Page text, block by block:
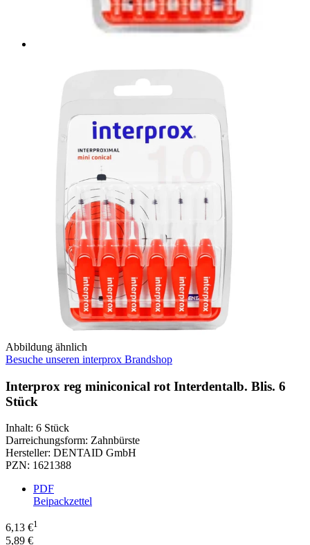
Abbildung ähnlich
Besuche unseren interprox Brandshop
Interprox reg miniconical rot Interdentalb. Blis. 6
Stück
Inhalt: 6 Stück
Darreichungsform: Zahnbürste
Hersteller: DENTAID GmbH
PZN: 1621388
PDF
Beipackzettel
6,13 €1
5,89 €